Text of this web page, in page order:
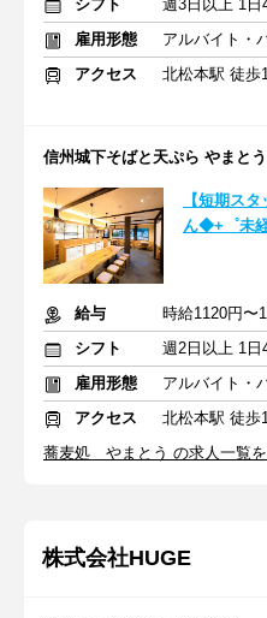
シフト
雇用形態
アルバイト・
アクセス
北松本駅 徒歩
信州城下そばと天ぷら やまとう
【短期ス
ん◆+゜未
給与
時給1120円〜
シフト
雇用形態
アルバイト・
アクセス
北松本駅 徒歩
蕎麦処 やまとう の求人一覧
株式会社HUGE